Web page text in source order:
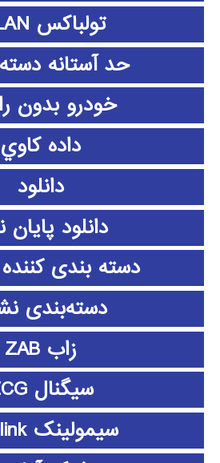
تولباکس WLAN
حد آستانه
خودرو بدون
داده كاوي
دانلود
دانلود پايان
دسته بندی
دسته‌بندی
زاب ZAB
سیگنال ECG
سیمولینک simulink